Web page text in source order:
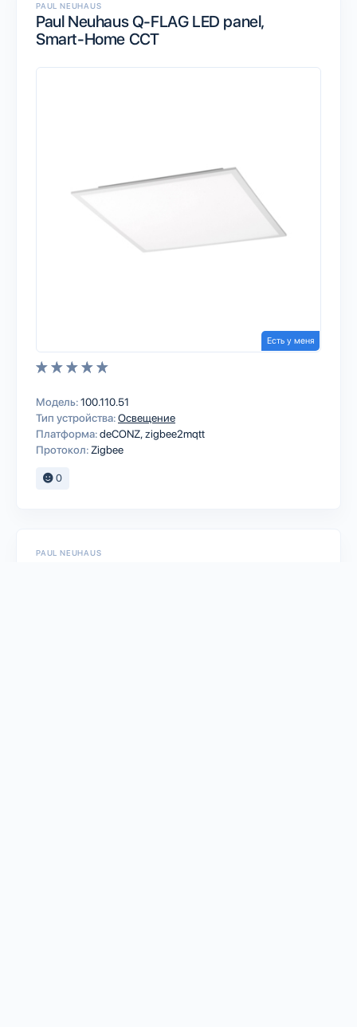
PAUL NEUHAUS
Paul Neuhaus Q-FLAG LED panel,
Smart-Home CCT
Есть у меня
Модель:100.110.51
Тип устройства:Освещение
Платформа:deCONZzigbee2mqtt
Протокол: Zigbee
0
PAUL NEUHAUS